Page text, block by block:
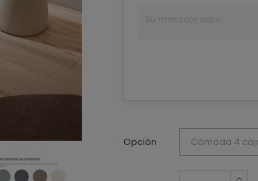
Opción